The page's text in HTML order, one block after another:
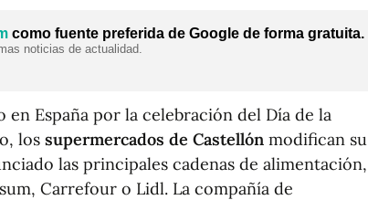
como fuente preferida de Google de forma gratuita.
noticias de actualidad.
en España por la celebración del Día de la
los supermercados de Castellón modifican su
las principales cadenas de alimentación,
Carrefour o Lidl. La compañía de